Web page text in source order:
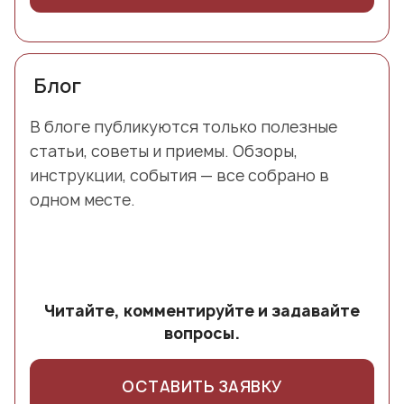
Блог
В блоге публикуются только полезные
статьи, советы и приемы. Обзоры,
инструкции, события — все собрано в
одном месте.
Читайте, комментируйте и задавайте
вопросы.
ОСТАВИТЬ ЗАЯВКУ